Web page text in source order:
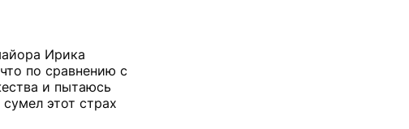
Ирика
по сравнению с
и пытаюсь
этот страх